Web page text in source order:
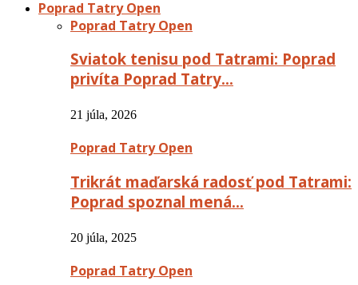
Poprad Tatry Open
Poprad Tatry Open
Sviatok tenisu pod Tatrami: Poprad
privíta Poprad Tatry…
21 júla, 2026
Poprad Tatry Open
Trikrát maďarská radosť pod Tatrami:
Poprad spoznal mená…
20 júla, 2025
Poprad Tatry Open